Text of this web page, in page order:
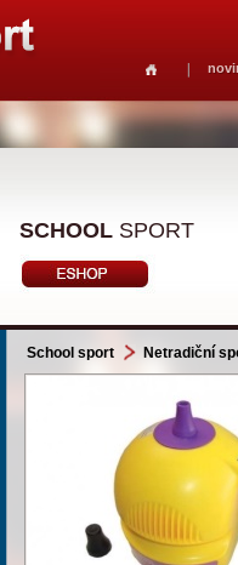
SCHOOL SPORT
School sport Netradiční